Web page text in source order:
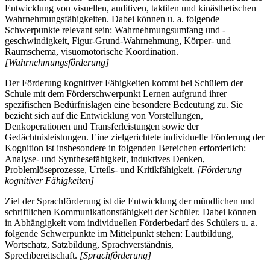
Entwicklung von visuellen, auditiven, taktilen und kinästhetischen
Wahrnehmungsfähigkeiten. Dabei können u. a. folgende
Schwerpunkte relevant sein: Wahrnehmungsumfang und -
geschwindigkeit, Figur-Grund-Wahrnehmung, Körper- und
Raumschema, visuomotorische Koordination.
[Wahrnehmungsförderung]
Der Förderung kognitiver Fähigkeiten kommt bei Schülern der
Schule mit dem Förderschwerpunkt Lernen aufgrund ihrer
spezifischen Bedürfnislagen eine besondere Bedeutung zu. Sie
bezieht sich auf die Entwicklung von Vorstellungen,
Denkoperationen und Transferleistungen sowie der
Gedächtnisleistungen. Eine zielgerichtete individuelle Förderung der
Kognition ist insbesondere in folgenden Bereichen erforderlich:
Analyse- und Synthesefähigkeit, induktives Denken,
Problemlöseprozesse, Urteils- und Kritikfähigkeit. [Förderung
kognitiver Fähigkeiten]
Ziel der Sprachförderung ist die Entwicklung der mündlichen und
schriftlichen Kommunikationsfähigkeit der Schüler. Dabei können
in Abhängigkeit vom individuellen Förderbedarf des Schülers u. a.
folgende Schwerpunkte im Mittelpunkt stehen: Lautbildung,
Wortschatz, Satzbildung, Sprachverständnis,
Sprechbereitschaft. [Sprachförderung]